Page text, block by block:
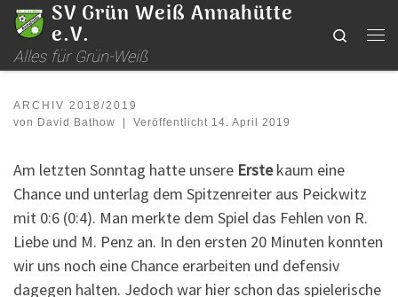
Zum Inhalt springen
SV Grün Weiß Annahütte
e.V.
Alles für Grün-Weiß
Search
ARCHIV 2018/2019
von David Bathow Veröffentlicht 14. April 2019
Am letzten Sonntag hatte unsere Erstekaum eine
Chance und unterlag dem Spitzenreiter aus Peickwitz
mit 0:6 (0:4). Man merkte dem Spiel das Fehlen von R.
Liebe und M. Penz an. In den ersten 20 Minuten konnten
wir uns noch eine Chance erarbeiten und defensiv
dagegen halten. Jedoch war hier schon das spielerische